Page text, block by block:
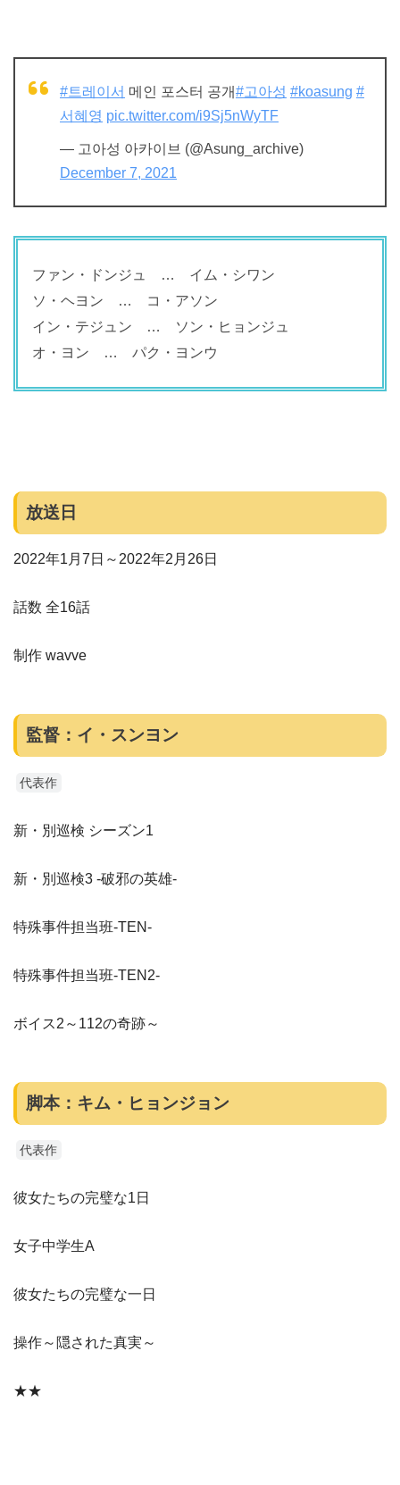
#트레이서 메인 포스터 공개#고아성 #koasung #
서혜영 pic.twitter.com/i9Sj5nWyTF
— 고아성 아카이브 (@Asung_archive)
December 7, 2021
ファン・ドンジュ … イム・シワン
ソ・ヘヨン … コ・アソン
イン・テジュン … ソン・ヒョンジュ
オ・ヨン … パク・ヨンウ
放送日
2022年1月7日～2022年2月26日
話数 全16話
制作 wavve
監督：イ・スンヨン
代表作
新・別巡検 シーズン1
新・別巡検3 -破邪の英雄-
特殊事件担当班-TEN-
特殊事件担当班-TEN2-
ボイス2～112の奇跡～
脚本：キム・ヒョンジョン
代表作
彼女たちの完璧な1日
女子中学生A
彼女たちの完璧な一日
操作～隠された真実～
★★